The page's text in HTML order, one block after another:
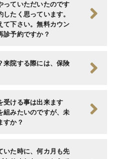
っていただいたのです
たく思っています。
て下さい。無料カウン
診予約ですか？
来院する際には、保険
受ける事は出来ます
組みたいのですが、未
すか？
いた時に、何カ月も先